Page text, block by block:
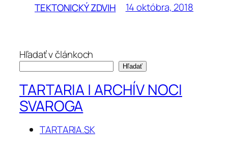
TEKTONICKÝ ZDVIH 14 októbra, 2018
Hľadať v článkoch
Hľadať
TARTARIA | ARCHÍV NOCI
SVAROGA
TARTARIA.SK